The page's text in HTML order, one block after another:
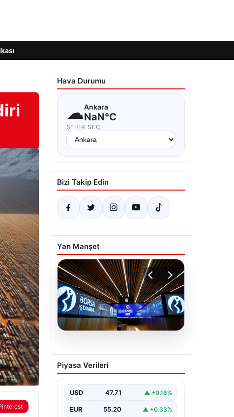
Hava Durumu
☁Ankara
NaN°C
ŞEHIR SEÇ
Bizi Takip Edin
Yan Manşet
06.08.2026
Yatırım araçlarının
haftalık performansı
Piyasa Verileri
USD 47.71 ▲ +0.16%
EUR 55.20 ▲ +0.33%